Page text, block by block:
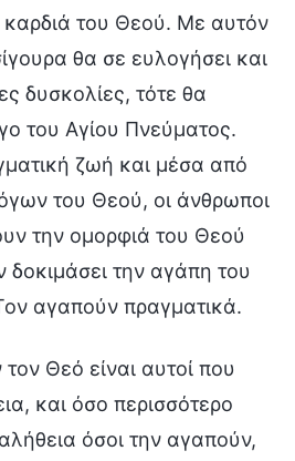
καρδιά του Θεού. Με αυτόν
θα σε ευλογήσει και
δυσκολίες, τότε θα
του Αγίου Πνεύματος.
ζωή και μέσα από
του Θεού, οι άνθρωποι
την ομορφιά του Θεού
δοκιμάσει την αγάπη του
αγαπούν πραγματικά.
Θεό είναι αυτοί που
και όσο περισσότερο
όσοι την αγαπούν,